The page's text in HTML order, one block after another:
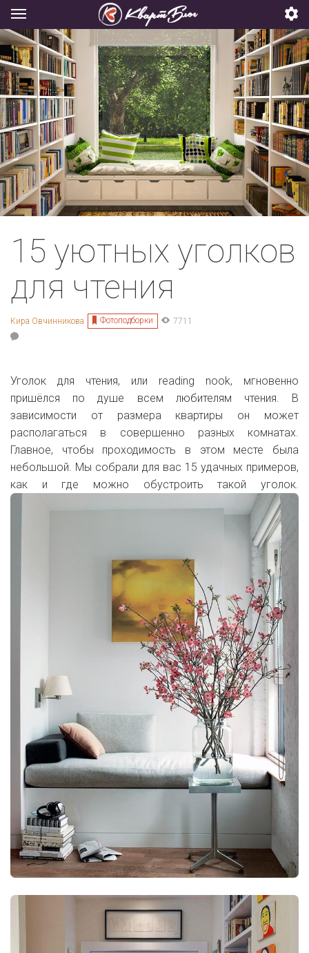
15 уютных уголков
для чтения
Кира Овчинникова Фотоподборки 7711
Уголок для чтения, или reading nook, мгновенно
пришёлся по душе всем любителям чтения. В
зависимости от размера квартиры он может
располагаться в совершенно разных комнатах.
Главное, чтобы проходимость в этом месте была
небольшой. Мы собрали для вас 15 удачных примеров,
как и где можно обустроить такой уголок.